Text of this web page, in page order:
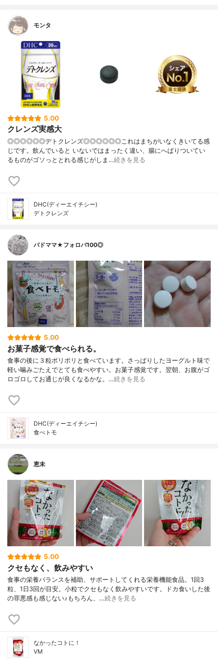
モンタ
5.00
クレンズ実感大
◎◎◎◎◎◎デトクレンズ◎◎◎◎◎◎これはまちがいなくきいてる感
じです。飲んでいると いないではまったく違い、腸にへばりついてい
るものがゴソっととれる感じがしま…続きを見る
DHC(ディーエイチシー)
デトクレンズ
バドママ★フォロバ100◎
5.00
お菓子感覚で食べられる。
食事の後に３粒ポリポリと食べています。さっぱりしたヨーグルト味で
軽い噛みごたえでとても食べやすい。お菓子感覚です。翌朝、お腹がゴ
ロゴロしてお通じが良くなるかな。…続きを見る
DHC(ディーエイチシー)
食べトモ
恵未
5.00
クセもなく、飲みやすい
食事の栄養バランスを補助、サポートしてくれる栄養機能食品。1回3
粒、1日3回が目安。小粒でクセもなく飲みやすいです。ドカ食いした後
の罪悪感も感じない♪もちろん、…続きを見る
なかったコトに！
VM